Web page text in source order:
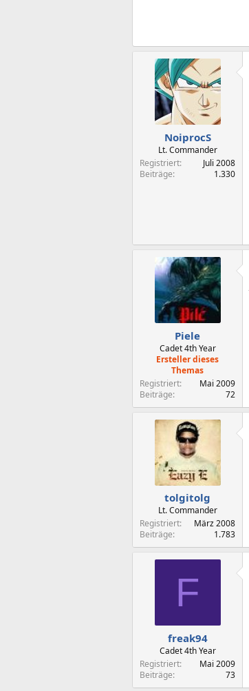
NoiprocS
Lt. Commander
Registriert
Juli 2008
Beiträge
1.330
Piele
Cadet 4th Year
Ersteller dieses
Themas
Registriert
Mai 2009
Beiträge
72
tolgitolg
Lt. Commander
Registriert
März 2008
Beiträge
1.783
F
freak94
Cadet 4th Year
Registriert
Mai 2009
Beiträge
73